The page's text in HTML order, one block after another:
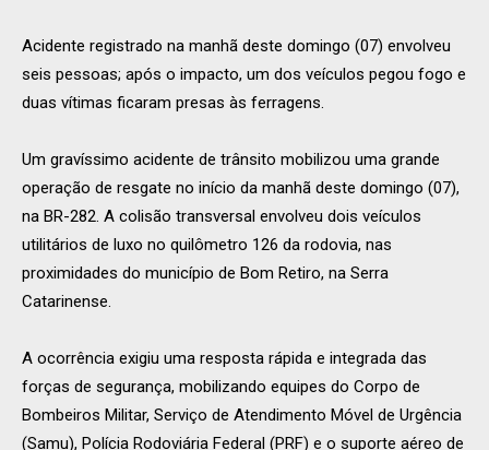
Acidente registrado na manhã deste domingo (07) envolveu
seis pessoas; após o impacto, um dos veículos pegou fogo e
duas vítimas ficaram presas às ferragens.
Um gravíssimo acidente de trânsito mobilizou uma grande
operação de resgate no início da manhã deste domingo (07),
na BR-282. A colisão transversal envolveu dois veículos
utilitários de luxo no quilômetro 126 da rodovia, nas
proximidades do município de Bom Retiro, na Serra
Catarinense.
A ocorrência exigiu uma resposta rápida e integrada das
forças de segurança, mobilizando equipes do Corpo de
Bombeiros Militar, Serviço de Atendimento Móvel de Urgência
(Samu), Polícia Rodoviária Federal (PRF) e o suporte aéreo de